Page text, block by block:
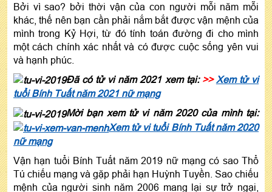
Bởi vì sao? bởi thời vận của con người mỗi năm mỗi
khác, thế nên bạn cần phải nắm bắt được vận mệnh của
mình trong Kỷ Hợi, từ đó tính toán đường đi cho mình
một cách chính xác nhất và có được cuộc sống yên vui
và hạnh phúc.
Đã có tử vi năm 2021 xem tại: >> Xem tử vi
tuổi Bính Tuất năm 2021 nữ mạng
Mời bạn xem tử vi năm 2020 của mình tại:
Xem tử vi tuổi Bính Tuất năm 2020
nữ mạng
Vận hạn tuổi Bính Tuất năm 2019 nữ mạng có sao Thổ
Tú chiếu mạng và gặp phải hạn Huỳnh Tuyền. Sao chiếu
mệnh của người sinh năm 2006 mang lại sự trở ngại,